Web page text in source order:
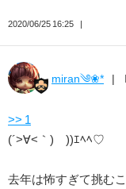
2020/06/25 16:25
miran༄❀*
>> 1
(´>∀<｀)ゝ))ｴﾍﾍ♡
去年は怖すぎて挑む